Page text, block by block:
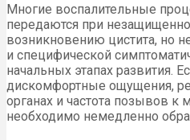
Многие воспалительные
передаются при
возникновению цистита, но
и специфической
начальных этапах развития.
дискомфортные ощущения,
органах и частота позывов к
необходимо немедленно